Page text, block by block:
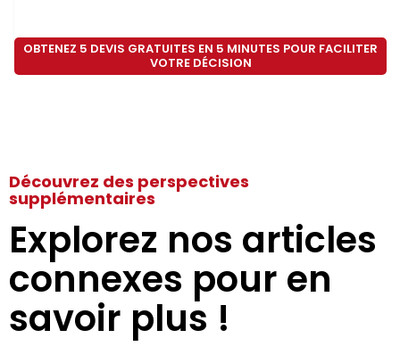
OBTENEZ 5 DEVIS GRATUITES EN 5 MINUTES POUR FACILITER
VOTRE DÉCISION
Découvrez des perspectives
supplémentaires
Explorez nos articles
connexes pour en
savoir plus !